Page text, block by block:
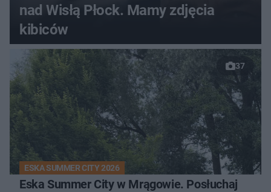
nad Wisłą Płock. Mamy zdjęcia
kibiców
37
ESKA SUMMER CITY 2026
Eska Summer City w Mrągowie. Posłuchaj